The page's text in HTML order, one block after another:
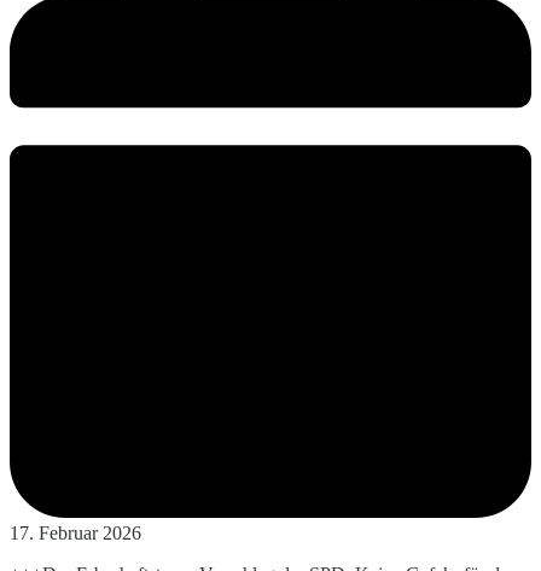
17. Februar 2026